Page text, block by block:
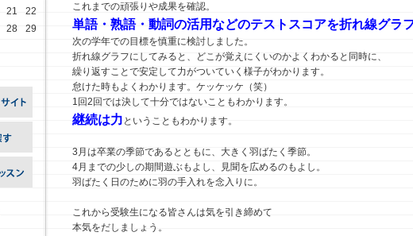
これまでの頑張りや成果を確認。
単語・熟語・動詞の活用などのテストスコアを折れ線グラ
次の学年での目標を慎重に検討しました。
折れ線グラフにしてみると、どこが覚えにくいのかよくわかると同時に、
繰り返すことで安定して力がついていく様子がわかります。
怠けた時もよくわかります。ケッケッケ（笑）
1回2回では決して十分ではないこともわかります。
継続は力 ということもわかります。
3 月は卒業の季節であるとともに、大きく羽ばたく季節。
4月までの少しの期間遊ぶもよし、見聞を広めるのもよし。
羽ばたく日のために羽の手入れを念入りに。
これから受験生になる皆さんは気を引き締めて
本気をだしましょう。
21
22
28
29